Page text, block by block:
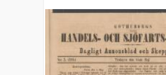
sjöfartstidning, dagligt